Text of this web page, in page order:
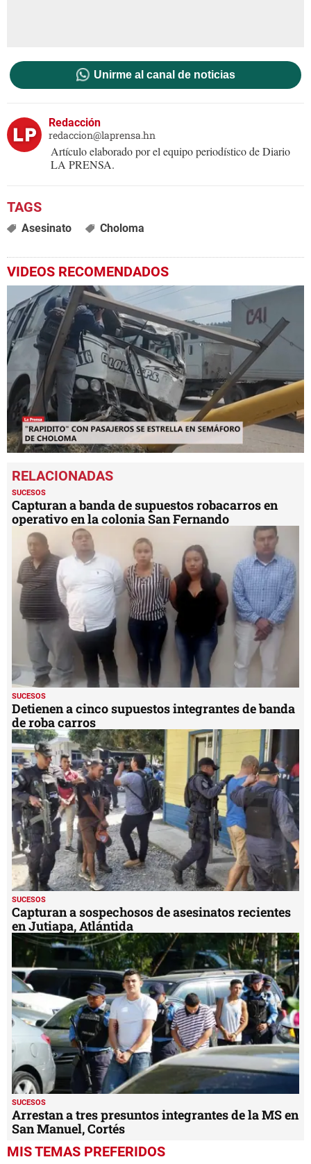
Unirme al canal de noticias
Redacción
redaccion@laprensa.hn
Artículo elaborado por el equipo periodístico de Diario
LA PRENSA.
Asesinato Choloma
VIDEOS RECOMENDADOS
seconds
of
1
minute,
seconds
SUCESOS
Capturan a banda de supuestos robacarros en
operativo en la colonia San Fernando
SUCESOS
Detienen a cinco supuestos integrantes de banda
de roba carros
SUCESOS
Capturan a sospechosos de asesinatos recientes
en Jutiapa, Atlántida
SUCESOS
Arrestan a tres presuntos integrantes de la MS en
San Manuel, Cortés
MIS TEMAS PREFERIDOS